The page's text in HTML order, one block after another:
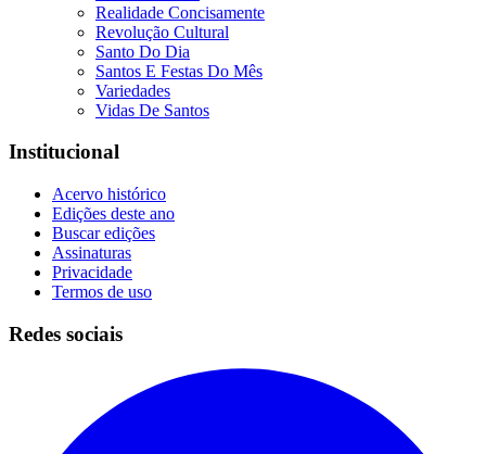
Realidade Concisamente
Revolução Cultural
Santo Do Dia
Santos E Festas Do Mês
Variedades
Vidas De Santos
Institucional
Acervo histórico
Edições deste ano
Buscar edições
Assinaturas
Privacidade
Termos de uso
Redes sociais